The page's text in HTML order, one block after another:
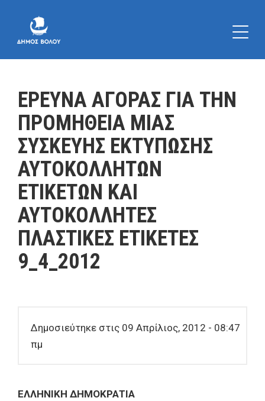
ΕΡΕΥΝΑ ΑΓΟΡΑΣ ΓΙΑ ΤΗΝ
ΠΡΟΜΗΘΕΙΑ ΜΙΑΣ
ΣΥΣΚΕΥΗΣ ΕΚΤΥΠΩΣΗΣ
ΑΥΤΟΚΟΛΛΗΤΩΝ
ΕΤΙΚΕΤΩΝ ΚΑΙ
ΑΥΤΟΚΟΛΛΗΤΕΣ
ΠΛΑΣΤΙΚΕΣ ΕΤΙΚΕΤΕΣ
9_4_2012
Δημοσιεύτηκε στις 09 Απρίλιος, 2012 - 08:47
πμ
ΕΛΛΗΝΙΚΗ ΔΗΜΟΚΡΑΤΙΑ